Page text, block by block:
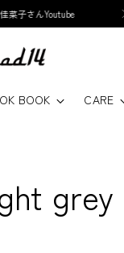
子さんYoutube
BOOK CARE
grey